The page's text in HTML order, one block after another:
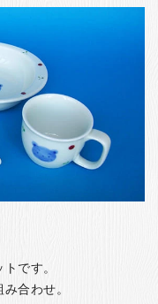
です。
合わせ。